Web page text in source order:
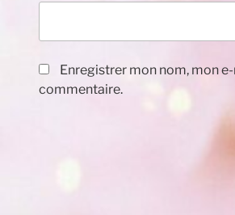
Enregistrer mon nom, mon
commentaire.